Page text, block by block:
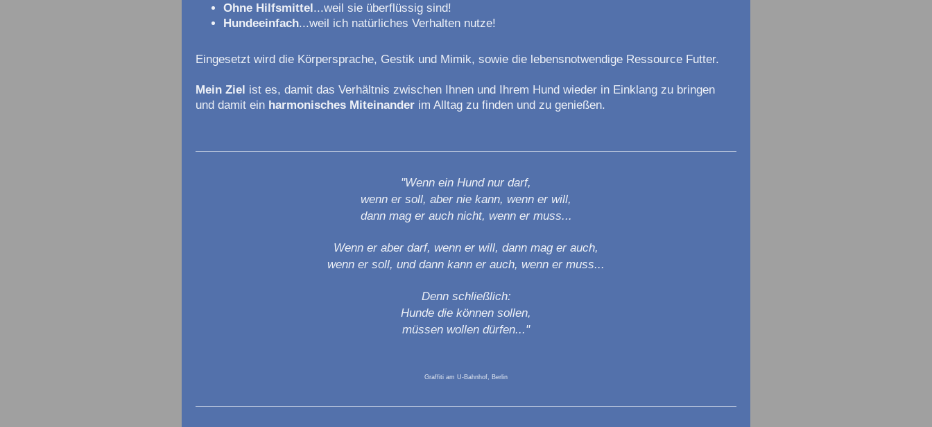
Ohne Hilfsmittel...weil sie überflüssig sind!
Hundeeinfach...weil ich natürliches Verhalten nutze!
Eingesetzt wird die Körpersprache, Gestik und Mimik, sowie die lebensnotwendige Ressource Futter.
Mein Ziel ist es, damit das Verhältnis zwischen Ihnen und Ihrem Hund wieder in Einklang zu bringen
und damit ein harmonisches Miteinander im Alltag zu finden und zu genießen.
"Wenn ein Hund nur darf,
wenn er soll, aber nie kann, wenn er will,
dann mag er auch nicht, wenn er muss...
Wenn er aber darf, wenn er will, dann mag er auch,
wenn er soll, und dann kann er auch, wenn er muss...
Denn schließlich:
Hunde die können sollen,
müssen wollen dürfen..."
Graffiti am U-Bahnhof, Berlin